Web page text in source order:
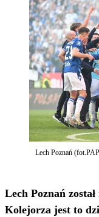
Lech Poznań
Lech Poznań
Kolejorza jest to